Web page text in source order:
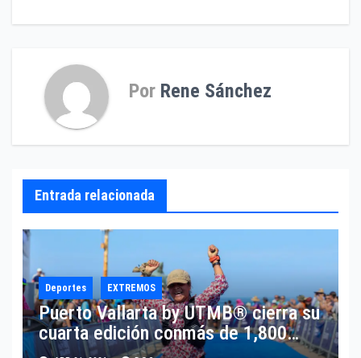
entradas
Por Rene Sánchez
Entrada relacionada
Deportes EXTREMOS
Puerto Vallarta by UTMB® cierra su
cuarta edición conmás de 1,800
corredores de 45 países y el